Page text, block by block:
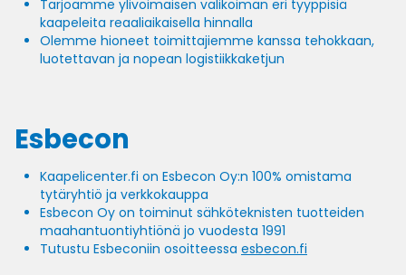
Tarjoamme ylivoimaisen valikoiman eri tyyppisiä
kaapeleita reaaliaikaisella hinnalla
Olemme hioneet toimittajiemme kanssa tehokkaan,
luotettavan ja nopean logistiikkaketjun
Esbecon
Kaapelicenter.fi on Esbecon Oy:n 100% omistama
tytäryhtiö ja verkkokauppa
Esbecon Oy on toiminut sähköteknisten tuotteiden
maahantuontiyhtiönä jo vuodesta 1991
Tutustu Esbeconiin osoitteessa esbecon.fi